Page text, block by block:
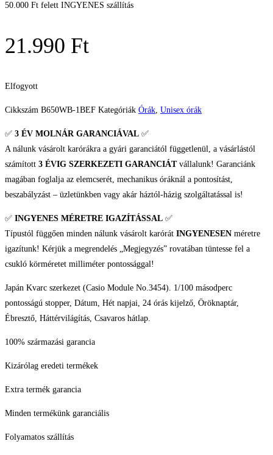
50.000 Ft felett INGYENES szállítás
21.990 Ft
Elfogyott
Cikkszám B650WB-1BEF Kategóriák Órák, Unisex órák
✅ 3 ÉV MOLNÁR GARANCIÁVAL ✅
A nálunk vásárolt karórákra a gyári garanciától függetlenül, a vásárlástól
számított 3 ÉVIG SZERKEZETI GARANCIÁTvállalunk! Garanciánk
magában foglalja az elemcserét, mechanikus óráknál a pontosítást,
beszabályzást – üzletünkben vagy akár háztól-házig szolgáltatással is!
✅ INGYENES MÉRETRE IGAZÍTÁSSAL ✅
Típustól függően minden nálunk vásárolt karórát INGYENESEN méretre
igazítunk! Kérjük a megrendelés „Megjegyzés” rovatában tüntesse fel a
csukló körméretet milliméter pontossággal!
Japán Kvarc szerkezet (Casio Module No.3454). 1/100 másodperc
pontosságú stopper, Dátum, Hét napjai, 24 órás kijelző, Öröknaptár,
Ébresztő, Háttérvilágítás, Csavaros hátlap.
100% származási garancia
Kizárólag eredeti termékek
Extra termék garancia
Minden termékünk garanciális
Folyamatos szállítás